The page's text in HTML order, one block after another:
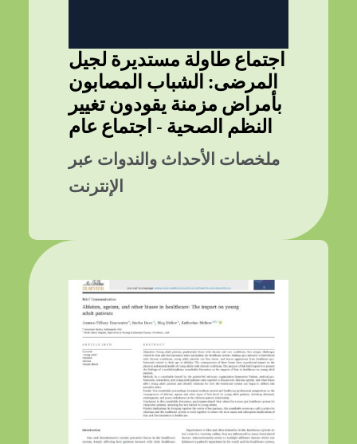
اجتماع طاولة مستديرة لجيل
المرضى: الشباب المصابون
بأمراض مزمنة يقودون تغيير
النظم الصحية - اجتماع عام
ملخصات الأحداث والندوات عبر
الإنترنت